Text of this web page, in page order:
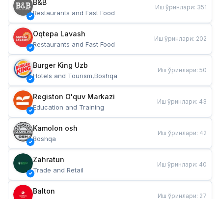
B&B
Restaurants and Fast Food
Иш ўринлари: 351
Oqtepa Lavash
Restaurants and Fast Food
Иш ўринлари: 202
Burger King Uzb
Hotels and Tourism,Boshqa
Иш ўринлари: 50
Registon O'quv Markazi
Education and Training
Иш ўринлари: 43
Kamolon osh
Boshqa
Иш ўринлари: 42
Zahratun
Trade and Retail
Иш ўринлари: 40
Balton
Иш ўринлари: 27